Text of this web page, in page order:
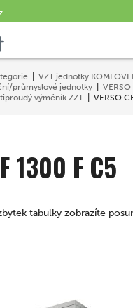
VZT jednotky
průmyslové jednotky
výměník ZZT
VERSO
1300 F C5
tabulky zobrazíte